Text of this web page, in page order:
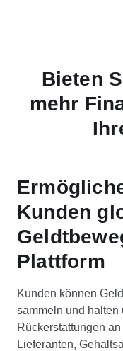
Bieten
mehr
Kunden
Plattform
Kunden können
sammeln und halten
Rückerstattungen
Lieferanten,